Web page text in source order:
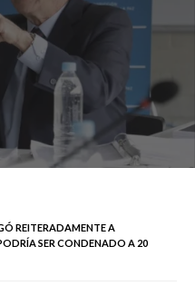
REITERADAMENTE A
SER CONDENADO A 20